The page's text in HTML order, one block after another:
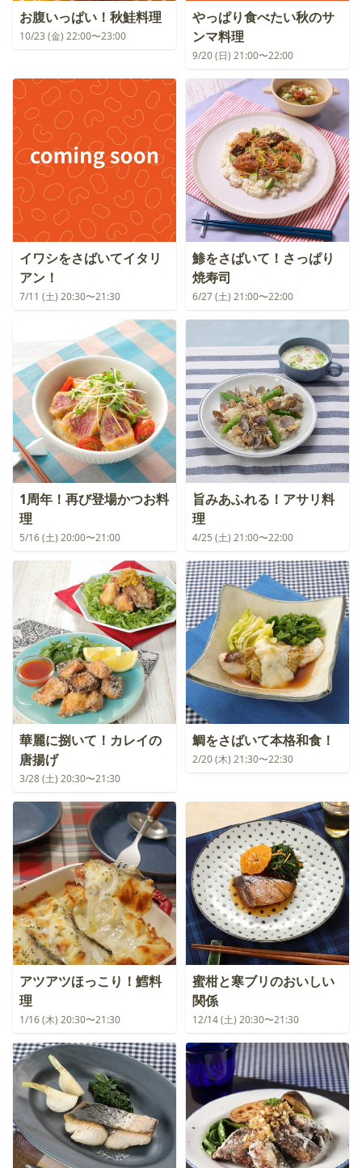
お腹いっぱい！秋鮭料理
10/23 (金) 22:00〜23:00
やっぱり食べたい秋のサ
ンマ料理
9/20 (日) 21:00〜22:00
イワシをさばいてイタリ
アン！
7/11 (土) 20:30〜21:30
鯵をさばいて！さっぱり
焼寿司
6/27 (土) 21:00〜22:00
1周年！再び登場かつお料
理
5/16 (土) 20:00〜21:00
旨みあふれる！アサリ料
理
4/25 (土) 21:00〜22:00
華麗に捌いて！カレイの
唐揚げ
3/28 (土) 20:30〜21:30
鯛をさばいて本格和食！
2/20 (木) 21:30〜22:30
アツアツほっこり！鱈料
理
1/16 (木) 20:30〜21:30
蜜柑と寒ブリのおいしい
関係
12/14 (土) 20:30〜21:30